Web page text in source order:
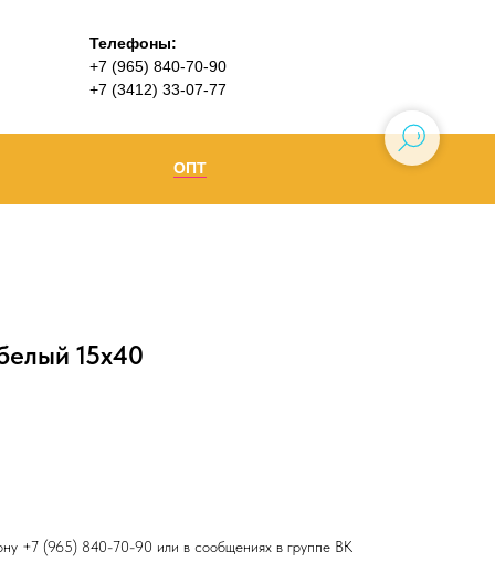
Телефоны:
+7 (965) 840-70-90
+7 (3412) 33-07-77
ОПТ
15х40
+7 (965) 840-70-90 или в сообщениях в группе ВК